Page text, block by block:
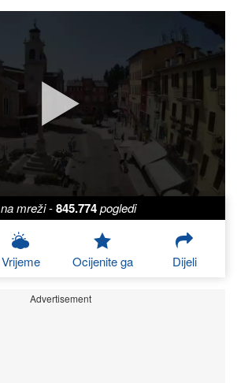
na mreži-845.774pogledi
Vrijeme Ocijenite ga Dijeli
Advertisement